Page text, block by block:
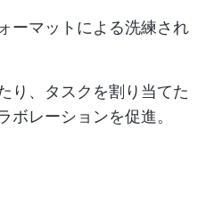
ーマットによる洗練され
り、タスクを割り当てた
ボレーションを促進。